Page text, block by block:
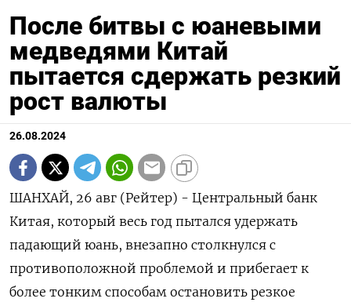
После битвы с юаневыми
медведями Китай
пытается сдержать резкий
рост валюты
26.08.2024
ШАНХАЙ, 26 авг (Рейтер) - Центральный банк
Китая, который весь год пытался удержать
падающий юань, внезапно столкнулся с
противоположной проблемой и прибегает к
более тонким способам остановить резкое